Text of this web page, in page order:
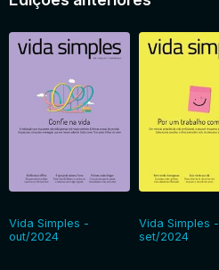
Vida Simples -
out/2024
Vida Simples -
set/2024